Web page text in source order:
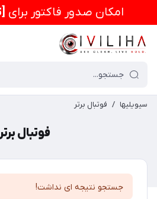
امكان صدور فاکتور برای
سیویلیها / فوتبال برتر
فوتبال
جستجو نتیجه ای نداشت!